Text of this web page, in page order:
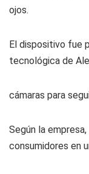
ojos.
El dispositivo fue
tecnológica de
cámaras para
Según la
consumidores en